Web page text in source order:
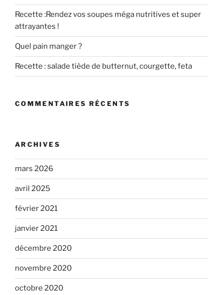
Recette :Rendez vos soupes méga nutritives et super
attrayantes !
Quel pain manger ?
Recette : salade tiède de butternut, courgette, feta
COMMENTAIRES RÉCENTS
ARCHIVES
mars 2026
avril 2025
février 2021
janvier 2021
décembre 2020
novembre 2020
octobre 2020